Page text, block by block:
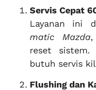
Servis Cepat
Layanan ini
matic Mazda,
reset sistem.
butuh servis
Flushing dan